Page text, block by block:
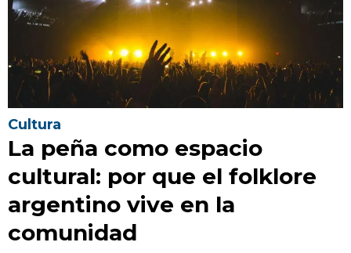
Cultura
La peña como espacio
cultural: por que el folklore
argentino vive en la
comunidad